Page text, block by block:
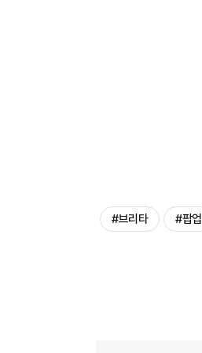
#브리타 #팝업